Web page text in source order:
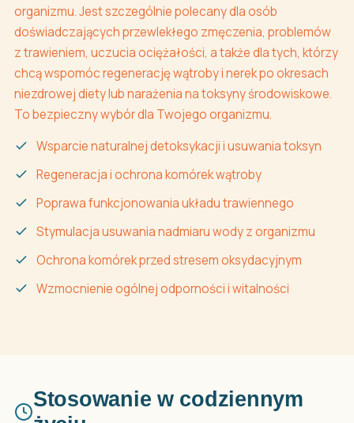
organizmu. Jest szczególnie polecany dla osób
doświadczających przewlekłego zmęczenia, problemów
z trawieniem, uczucia ociężałości, a także dla tych, którzy
chcą wspomóc regenerację wątroby i nerek po okresach
niezdrowej diety lub narażenia na toksyny środowiskowe.
To bezpieczny wybór dla Twojego organizmu.
Wsparcie naturalnej detoksykacji i usuwania toksyn
Regeneracja i ochrona komórek wątroby
Poprawa funkcjonowania układu trawiennego
Stymulacja usuwania nadmiaru wody z organizmu
Ochrona komórek przed stresem oksydacyjnym
Wzmocnienie ogólnej odporności i witalności
Stosowanie w codziennym